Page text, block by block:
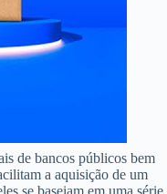
de bancos públicos bem
a aquisição de um
se baseiam em uma série